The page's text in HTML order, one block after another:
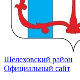
Шелеховский район
Официальный сайт